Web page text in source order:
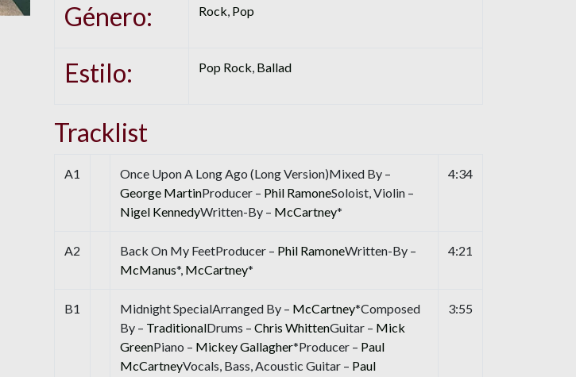
Género: Rock, Pop
Estilo: Pop Rock, Ballad
Tracklist
A1
Once Upon A Long Ago (Long Version)Mixed By –
George MartinProducer – Phil RamoneSoloist, Violin –
Nigel KennedyWritten-By – McCartney*
4:34
A2 Back On My FeetProducer – Phil RamoneWritten-By –
McManus*, McCartney*
4:21
B1 Midnight SpecialArranged By – McCartney*Composed
By – TraditionalDrums – Chris WhittenGuitar – Mick
GreenPiano – Mickey Gallagher*Producer – Paul
McCartneyVocals, Bass, Acoustic Guitar – Paul
3:55